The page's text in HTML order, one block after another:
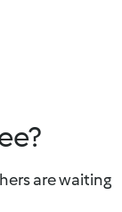
are waiting